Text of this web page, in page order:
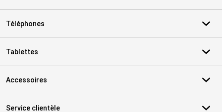
Téléphones
Tablettes
Accessoires
Service clientèle